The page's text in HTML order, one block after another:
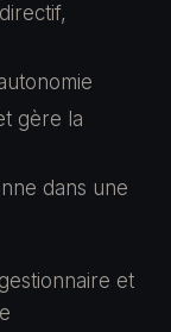
gère la
dans une
et